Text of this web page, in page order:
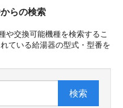
らの検索
や交換可能機種を検索するこ
ている給湯器の型式・型番を
検索